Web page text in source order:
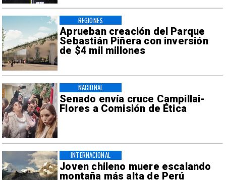
Aprueban creación del Parque
Sebastián Piñera con inversión
de $4 mil millones
REGIONES
Senado envía cruce Campillai-
Flores a Comisión de Ética
NACIONAL
Joven chileno muere escalando
montaña más alta de Perú
INTERNACIONAL